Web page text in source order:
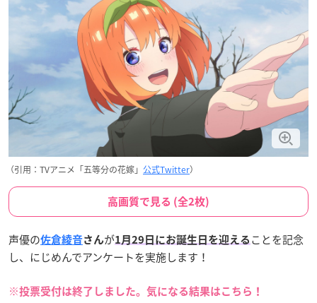
（引用：TVアニメ「五等分の花嫁」 公式Twitter）
高画質で見る (全2枚)
声優の佐倉綾音さんが1月29日にお誕生日 を迎える ことを記念
し、にじめんでアンケートを実施します！
※投票受付は終了しました。気になる結果はこちら！